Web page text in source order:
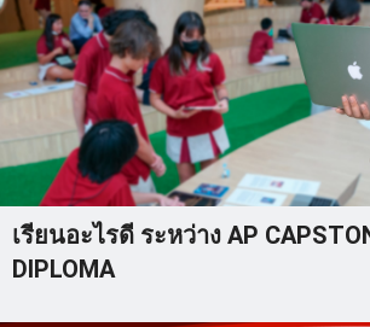
เรียนอะไรดี ระหว่าง AP
DIPLOMA